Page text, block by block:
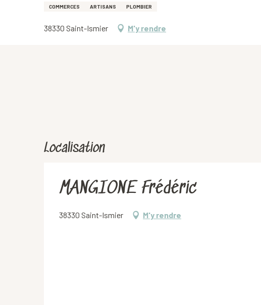
COMMERCES ARTISANS PLOMBIER
38330 Saint-Ismier M'y rendre
Localisation
MANGIONE Frédéric
38330 Saint-Ismier M'y rendre